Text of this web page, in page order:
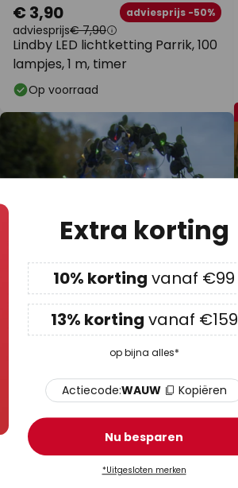
Lindby LED lichtketting Parrik, 100
lampjes, 1 m, timer
€ 3,90 adviesprijs -50%
adviesprijs€ 7,90
Op voorraad
LED lichtketting op zonne-en
Op voorraad
Extra korting
10% korting vanaf €99
13% korting vanaf €159
op bijna alles*
Actiecode:WAUW Kopiëren
Nu besparen
*Uitgesloten merken